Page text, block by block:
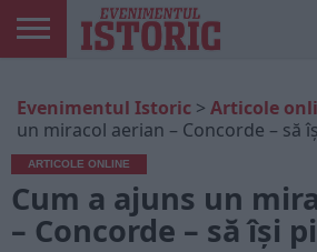
ONLINE
EDIȚII
TIPĂRITE
ISTORIC
PLAY
CONTUL
MEU
Evenimentul Istoric > Articole
un miracol aerian – Concorde – să
ARTICOLE ONLINE
Cum a ajuns un
– Concorde – să își